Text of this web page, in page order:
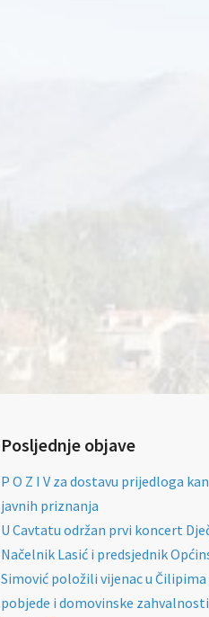
Posljednje objave
P O Z I V za dostavu prijedloga
javnih priznanja
U Cavtatu održan prvi koncert
Načelnik Lasić i predsjednik
Simović položili vijenac u
pobjede i domovinske